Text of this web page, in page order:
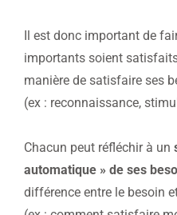
Il est donc important de
importants soient
manière de satisfaire ses
(ex : reconnaissance,
Chacun peut réfléchir à un
automatique » de ses
différence entre le besoin